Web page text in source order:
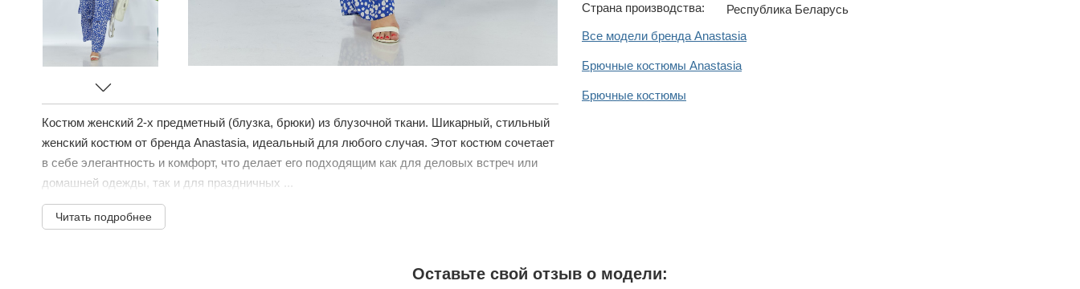
Костюм женский 2-х предметный (блузка, брюки) из блузочной ткани. Шикарный, стильный
женский костюм от бренда Anastasia, идеальный для любого случая. Этот костюм сочетает
в себе элегантность и комфорт, что делает его подходящим как для деловых встреч или
домашней одежды, так и для праздничных ...
Читать подробнее
Страна производства:
Республика Беларусь
Все модели бренда Anastasia
Брючные костюмы Anastasia
Брючные костюмы
Оставьте свой отзыв о модели: